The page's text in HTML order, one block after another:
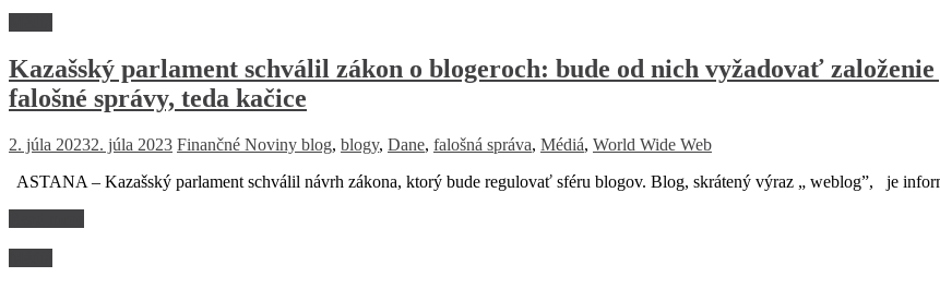
Kazašský parlament schválil zákon o blogeroch: bude od nich vyžadovať
falošné správy, teda kačice
2. júla 20232. júla 2023 Finančné Noviny blog, blogy, Dane, falošná správa, Médiá, World Wide Web
ASTANA – Kazašský parlament schválil návrh zákona, ktorý bude regulovať sféru blogov. Blog, skrátený výraz „ weblog”, je